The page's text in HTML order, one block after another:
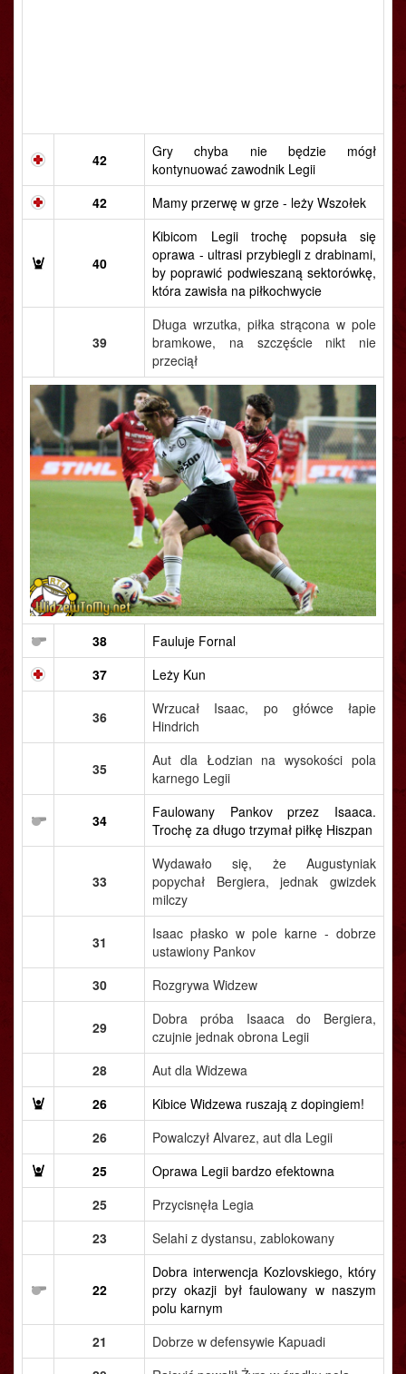
42
Gry chyba nie będzie mógł
kontynuować zawodnik Legii
42
Mamy przerwę w grze - leży Wszołek
40
Kibicom Legii trochę popsuła się
oprawa - ultrasi przybiegli z drabinami,
by poprawić podwieszaną sektorówkę,
która zawisła na piłkochwycie
39
Długa wrzutka, piłka strącona w pole
bramkowe, na szczęście nikt nie
przeciął
38
Fauluje Fornal
37
Leży Kun
36
Wrzucał Isaac, po główce łapie
Hindrich
35
Aut dla Łodzian na wysokości pola
karnego Legii
34
Faulowany Pankov przez Isaaca.
Trochę za długo trzymał piłkę Hiszpan
33
Wydawało się, że Augustyniak
popychał Bergiera, jednak gwizdek
milczy
31
Isaac płasko w pole karne - dobrze
ustawiony Pankov
30
Rozgrywa Widzew
29
Dobra próba Isaaca do Bergiera,
czujnie jednak obrona Legii
28
Aut dla Widzewa
26
Kibice Widzewa ruszają z dopingiem!
26
Powalczył Alvarez, aut dla Legii
25
Oprawa Legii bardzo efektowna
25
Przycisnęła Legia
23
Selahi z dystansu, zablokowany
22
Dobra interwencja Kozlovskiego, który
przy okazji był faulowany w naszym
polu karnym
21
Dobrze w defensywie Kapuadi